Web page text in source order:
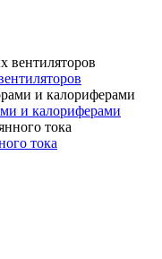
и калориферами
тока